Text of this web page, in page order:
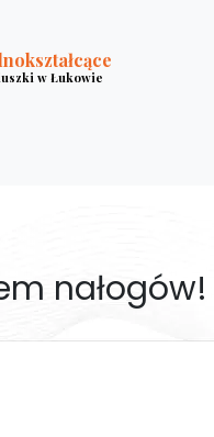
w Łukowie
nałogów!